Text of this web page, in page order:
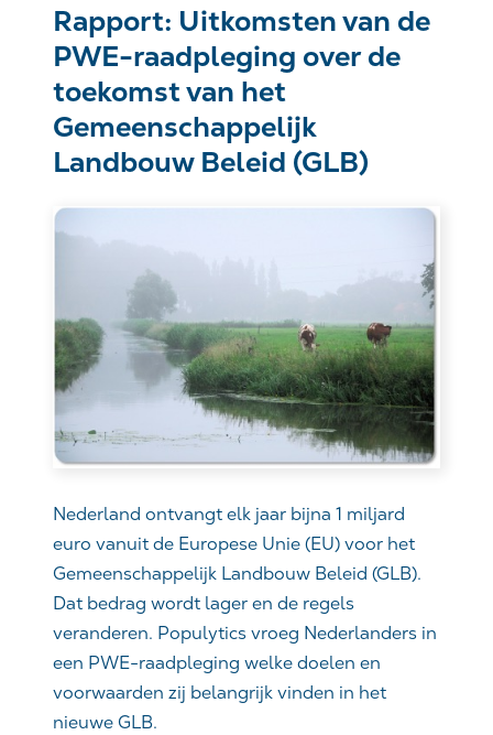
Rapport: Uitkomsten van de
PWE-raadpleging over de
toekomst van het
Gemeenschappelijk
Landbouw Beleid (GLB)
Nederland ontvangt elk jaar bijna 1 miljard
euro vanuit de Europese Unie (EU) voor het
Gemeenschappelijk Landbouw Beleid (GLB).
Dat bedrag wordt lager en de regels
veranderen. Populytics vroeg Nederlanders in
een PWE-raadpleging welke doelen en
voorwaarden zij belangrijk vinden in het
nieuwe GLB.